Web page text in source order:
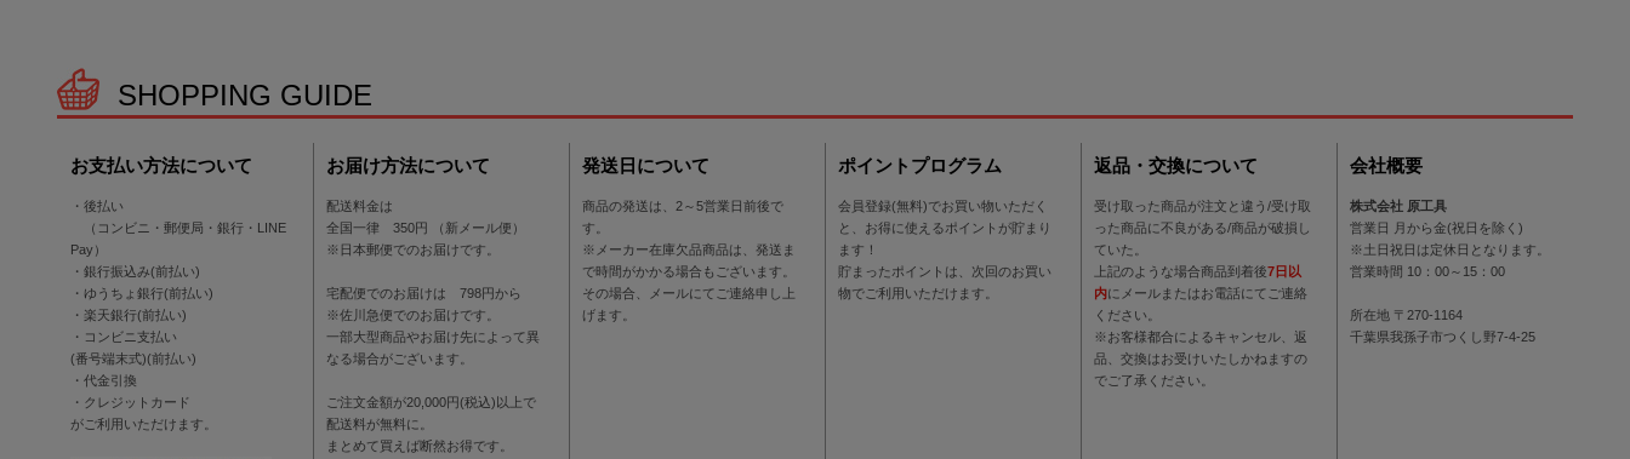
SHOPPING GUIDE
お支払い方法について
・後払い
（コンビニ・郵便局・銀行・LINE
Pay）
・銀行振込み(前払い)
・ゆうちょ銀行(前払い)
・楽天銀行(前払い)
・コンビニ支払い
(番号端末式)(前払い)
・代金引換
・クレジットカード
がご利用いただけます。
お届け方法について
配送料金は
全国一律 350円 （新メール便）
※日本郵便でのお届けです。
宅配便でのお届けは 798円から
※佐川急便でのお届けです。
一部大型商品やお届け先によって異
なる場合がございます。
ご注文金額が20,000円(税込)以上で
配送料が無料に。
まとめて買えば断然お得です。
発送日について
商品の発送は、2～5営業日前後で
す。
※メーカー在庫欠品商品は、発送ま
で時間がかかる場合もございます。
その場合、メールにてご連絡申し上
げます。
ポイントプログラム
会員登録(無料)でお買い物いただく
と、お得に使えるポイントが貯まり
ます！
貯まったポイントは、次回のお買い
物でご利用いただけます。
返品・交換について
受け取った商品が注文と違う/受け取
った商品に不良がある/商品が破損し
ていた。
上記のような場合商品到着後7日以
内にメールまたはお電話にてご連絡
ください。
※お客様都合によるキャンセル、返
品、交換はお受けいたしかねますの
でご了承ください。
会社概要
株式会社 原工具
営業日 月から金(祝日を除く)
※土日祝日は定休日となります。
営業時間 10：00～15：00
所在地 〒270-1164
千葉県我孫子市つくし野7-4-25